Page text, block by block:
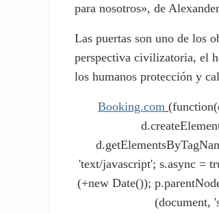
para nosotros», de
Las puertas son uno de los
perspectiva civilizatoria, el
los humanos protección y
Booking.com
'text/javascript'; s.async =
(+new Date());
(document,